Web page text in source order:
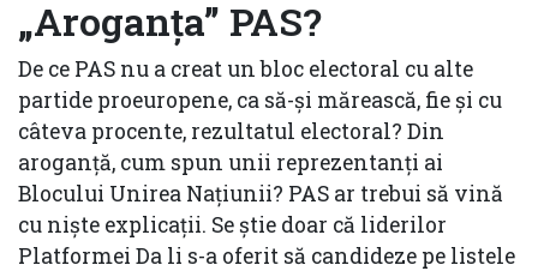
„Aroganța” PAS?
De ce PAS nu a creat un bloc electoral cu alte
partide proeuropene, ca să-și mărească, fie și cu
câteva procente, rezultatul electoral? Din
aroganță, cum spun unii reprezentanți ai
Blocului Unirea Națiunii? PAS ar trebui să vină
cu niște explicații. Se știe doar că liderilor
Platformei Da li s-a oferit să candideze pe listele